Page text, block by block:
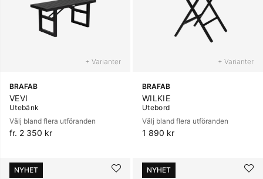
+ Varianter
BRAFAB
VEVI
Utebänk
Välj bland flera utföranden
fr. 2 350 kr
+ Varianter
BRAFAB
WILKIE
Utebord
Välj bland flera utföranden
1 890 kr
NYHET NYHET